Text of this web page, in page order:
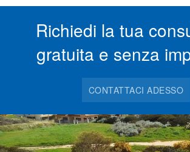
Richiedi la tua
gratuita e senza
CONTATTACI ADESSO